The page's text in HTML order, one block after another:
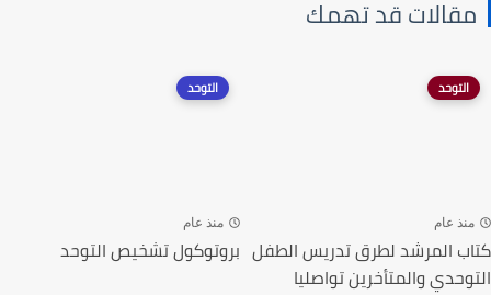
مقالات قد تهمك
التوحد
منذ عام
كتاب المرشد لطرق تدريس الطفل
التوحدي والمتأخرين تواصليا
التوحد
منذ عام
بروتوكول تشخيص التوحد